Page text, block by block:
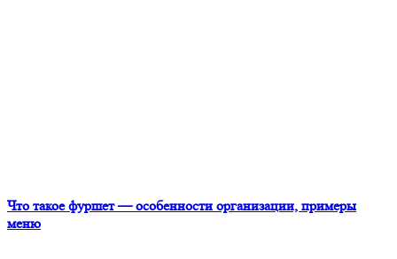
Что такое фуршет — особенности организации, примеры
меню